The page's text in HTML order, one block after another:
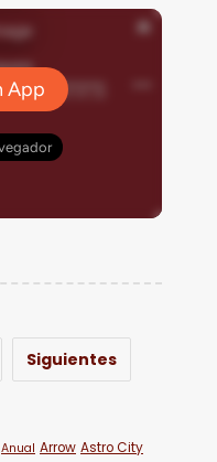
Siguientes
Anual Arrow Astro City